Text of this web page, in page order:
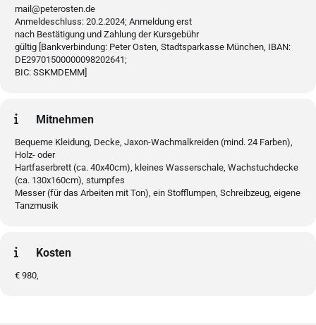
mail@peterosten.de
Anmeldeschluss: 20.2.2024; Anmeldung erst
nach Bestätigung und Zahlung der Kursgebühr
gültig [Bankverbindung: Peter Osten, Stadtsparkasse München, IBAN:
DE29701500000098202641;
BIC: SSKMDEMM]
Mitnehmen
Bequeme Kleidung, Decke, Jaxon-Wachmalkreiden (mind. 24 Farben),
Holz- oder
Hartfaserbrett (ca. 40x40cm), kleines Wasserschale, Wachstuchdecke
(ca. 130x160cm), stumpfes
Messer (für das Arbeiten mit Ton), ein Stofflumpen, Schreibzeug, eigene
Tanzmusik
Kosten
€ 980,